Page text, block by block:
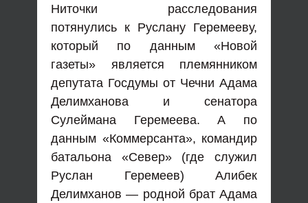
Ниточки расследования
потянулись к Руслану Геремееву,
который по данным «Новой
газеты» является племянником
депутата Госдумы от Чечни Адама
Делимханова и сенатора
Сулеймана Геремеева. А по
данным «Коммерсанта», командир
батальона «Север» (где служил
Руслан Геремеев) Алибек
Делимханов — родной брат Адама